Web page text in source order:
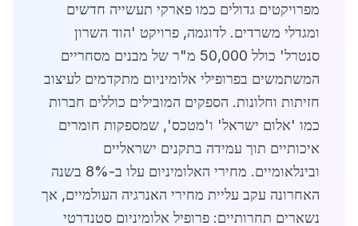
מפרויקטים גדולים כמו פארקי תעשייה חדשים
ומגדלי משרדים. לדוגמה, פרויקט 'הוד השרון
סנטרל' כולל 50,000 מ"ר של מבנים מסחריים
המשתמשים בפרופילי אלומיניום מתקדמים לעיצוב
חזיתות וחלונות. הספקים המובילים כוללים חברות
כמו 'אלום ישראל' ו'מטכס', שמספקות חומרים
איכותיים תוך עמידה בתקנים ישראליים
ובינלאומיים. מחירי האלומיניום עלו ב-8% בשנה
האחרונה עקב עליית מחירי האנרגיה העולמיים, אך
נשארים תחרותיים: פרופיל אלומיניום סטנדרטי